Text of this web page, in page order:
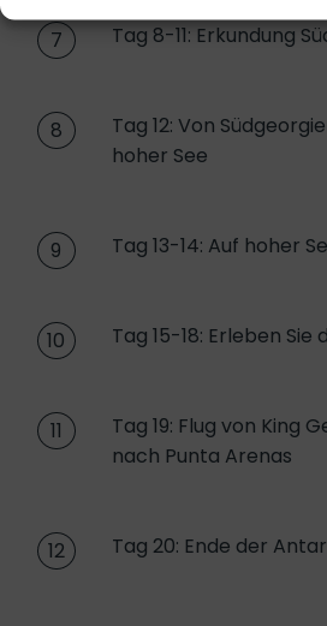
7 Tag 8-11: Erkundung
8
Tag 12: Von
hoher See
9 Tag 13-14: Auf hoher
10 Tag 15-18: Erleben Sie
11
Tag 19: Flug von King
nach Punta Arenas
12 Tag 20: Ende der